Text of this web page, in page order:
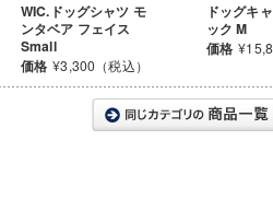
WIC.ドッグシャツ モ
ンタベア フェイス
Small
価格 ¥3,300（税込）
ドッグキ
ック M
価格